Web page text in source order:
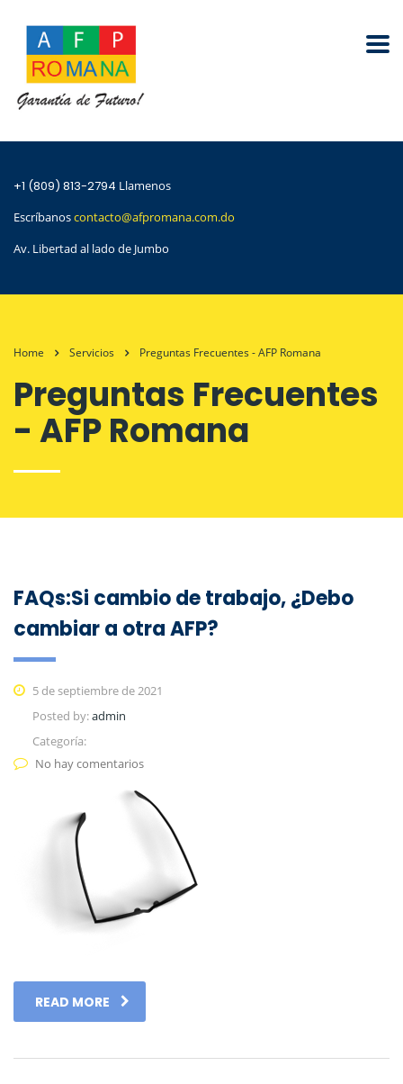
+1 (809) 813-2794 Llamenos
Escríbanoscontacto@afpromana.com.do
Av. Libertad al lado de Jumbo
Home Servicios Preguntas Frecuentes - AFP Romana
Preguntas Frecuentes
- AFP Romana
FAQs:Si cambio de trabajo, ¿Debo
cambiar a otra AFP?
5 de septiembre de 2021
Posted by:admin
Categoría:
No hay comentarios
READ MORE